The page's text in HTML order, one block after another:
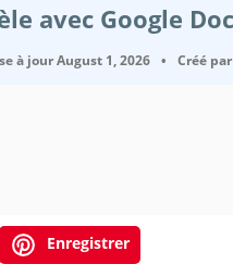
avec Google
à jourAugust 1, 2026 • Créé par
Enregistrer